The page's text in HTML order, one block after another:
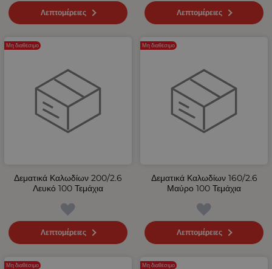
Λεπτομέρειες Λεπτομέρειες
Δεματικά Καλωδίων 200/2.6
Λευκό 100 Τεμάχια
Λεπτομέρειες
Μη διαθέσιμο
Δεματικά Καλωδίων 160/2.6
Μαύρο 100 Τεμάχια
Λεπτομέρειες
Μη διαθέσιμο
Μη διαθέσιμο Μη διαθέσιμο